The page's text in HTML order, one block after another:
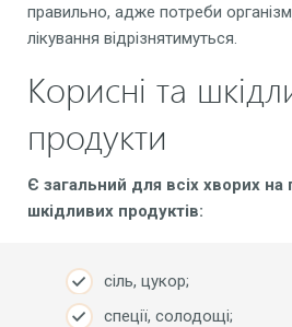
правильно, адже потреби
лікування відрізнятимуться.
Корисні та
продукти
Є загальний для всіх хворих
шкідливих продуктів:
сіль, цукор;
спеції, солодощі;